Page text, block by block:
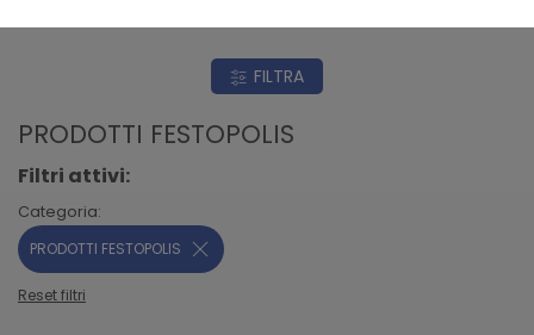
FILTRA
PRODOTTI FESTOPOLIS
Filtri attivi:
Categoria:
PRODOTTI FESTOPOLIS
Reset filtri